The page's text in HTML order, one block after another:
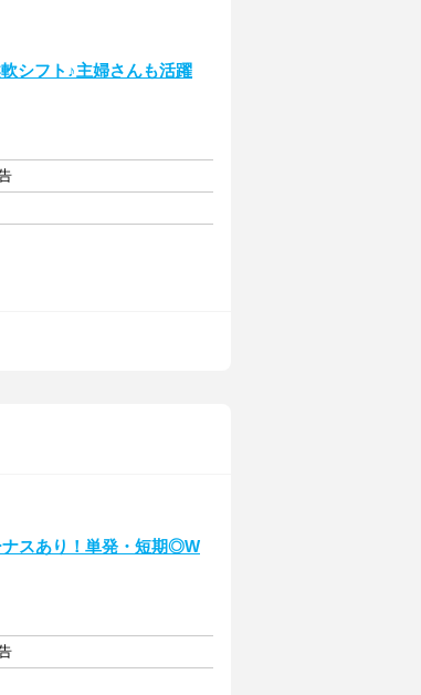
シフト♪主婦さんも活躍
ナスあり！単発・短期◎W